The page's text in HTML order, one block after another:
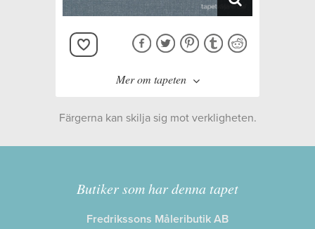
Mer om tapeten
Kollektion:
Midolin Ester
Information
Färgerna kan skilja sig mot verkligheten.
Butiker som har denna tapet
Fredrikssons Måleributik AB